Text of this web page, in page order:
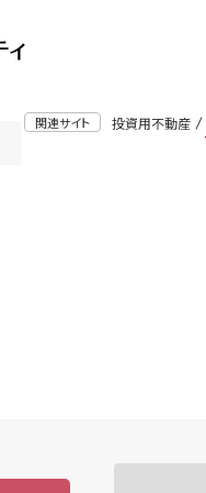
関連サイト 投資用不動産